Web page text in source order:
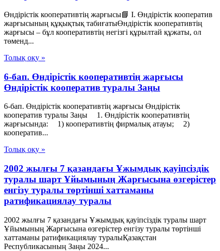
Өндірістік кооперативтің жарғысы📘 I. Өндірістік кооператив
жарғысының құқықтық табиғатыӨндірістік кооперативтің
жарғысы – бұл кооперативтің негізгі құрылтай құжаты, ол
төменд...
Толық оқу »
6-бап. Өндiрiстiк кооперативтiң жарғысы
Өндiрiстiк кооператив туралы Заңы
6-бап. Өндiрiстiк кооперативтiң жарғысы Өндiрiстiк
кооператив туралы Заңы 1. Өндiрiстiк кооперативтiң
жарғысында: 1) кооперативтiң фирмалық атауы; 2)
кооператив...
Толық оқу »
2002 жылғы 7 қазандағы Ұжымдық қауіпсіздік
туралы шарт Ұйымының Жарғысына өзгерістер
енгізу туралы төртінші хаттаманы
ратификациялау туралы
2002 жылғы 7 қазандағы Ұжымдық қауіпсіздік туралы шарт
Ұйымының Жарғысына өзгерістер енгізу туралы төртінші
хаттаманы ратификациялау туралыҚазақстан
Республикасының Заңы 2024...